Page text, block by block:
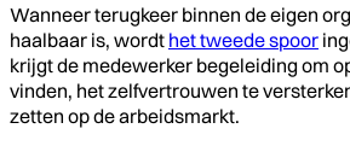
Wanneer terugkeer binnen de eigen
haalbaar is, wordt het tweede spoor
krijgt de medewerker begeleiding om
vinden, het zelfvertrouwen te
zetten op de arbeidsmarkt.